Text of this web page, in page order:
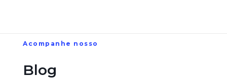
Acompanhe nosso
Blog